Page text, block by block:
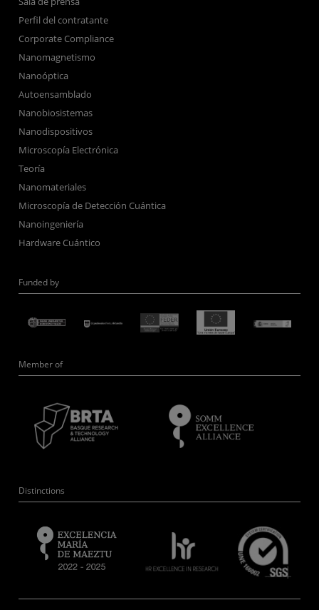
Perfil del contratante
Corporate Compliance
Nanomagnetismo
Nanoóptica
Autoensamblado
Nanobiosistemas
Nanodispositivos
Microscopía Electrónica
Teoría
Nanomateriales
Microscopía de Detección Cuántica
Nanoingeniería
Hardware Cuántico
Funded by
Member of
Distinctions